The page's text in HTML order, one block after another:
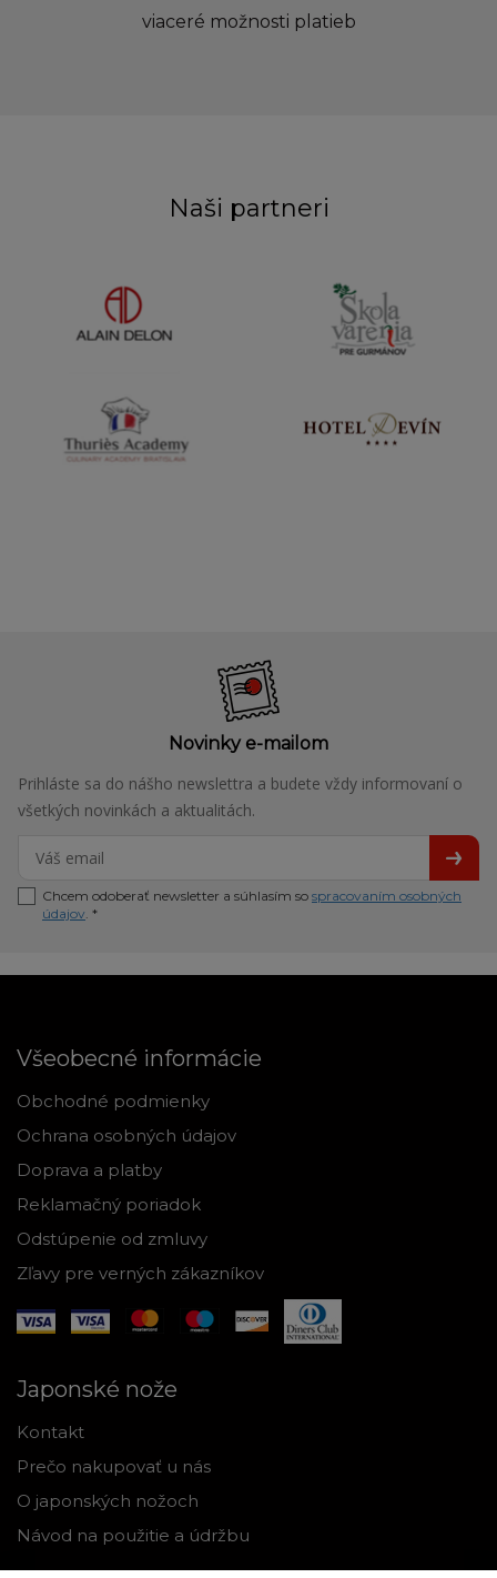
viaceré možnosti platieb
Naši partneri
Novinky e-mailom
Prihláste sa do nášho newslettra a budete vždy informovaní o
všetkých novinkách a aktualitách.
Chcem odoberať newsletter a súhlasím so spracovaním osobných
údajov . *
Všeobecné informácie
Obchodné podmienky
Ochrana osobných údajov
Doprava a platby
Reklamačný poriadok
Odstúpenie od zmluvy
Zľavy pre verných zákazníkov
Japonské nože
Kontakt
Prečo nakupovať u nás
O japonských nožoch
Návod na použitie a údržbu